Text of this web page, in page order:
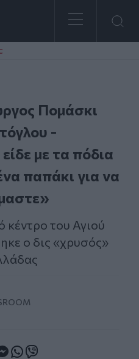
Πομάσκι
-
με τα πόδια
παπάκι για να
κέντρο του Αγιού
ο δις «χρυσός»